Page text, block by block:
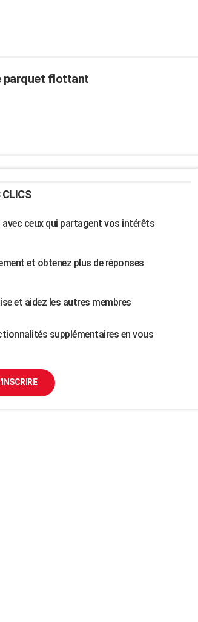
parquet flottant
CLICS
ceux qui partagent vos intérêts
et obtenez plus de réponses
et aidez les autres membres
supplémentaires en vous